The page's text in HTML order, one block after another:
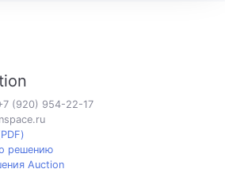
(920) 954-22-17
решению
Auction